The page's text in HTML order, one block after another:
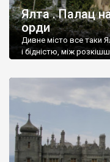
Ялта . Палац
орди
Дивне місто все таки
і бідністю, між